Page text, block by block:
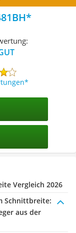
Vergleich 2026
Schnittbreite:
aus der